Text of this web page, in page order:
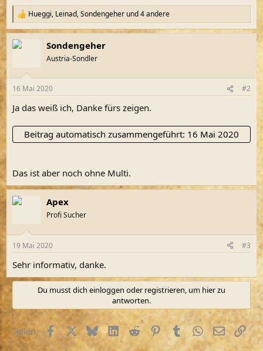
R
e
a
k
e
:
Hueggi, Leinad,Sondengeher und 4 andere
Sondengeher
Austria-Sondler
16 Mai 2020 #2
Ja das weiß ich, Danke fürs zeigen.
Beitrag automatisch zusammengeführt: 16 Mai 2020
Das ist aber noch ohne Multi.
Apex
Profi Sucher
19 Mai 2020 #3
Sehr informativ, danke.
Du musst dich einloggen oder registrieren, um hier zu
antworten.
Teilen: FacebookX (Twitter)
BlueskyLinkedInReddit Pinterest
TumblrWhatsApp
E-MailLink